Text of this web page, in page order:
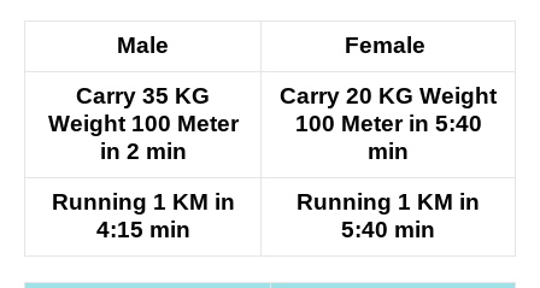
Male
Female
Carry 35 KG
Weight 100 Meter
in 2 min
Carry 20 KG Weight
100 Meter in 5:40
min
Running 1 KM in
4:15 min
Running 1 KM in
5:40 min